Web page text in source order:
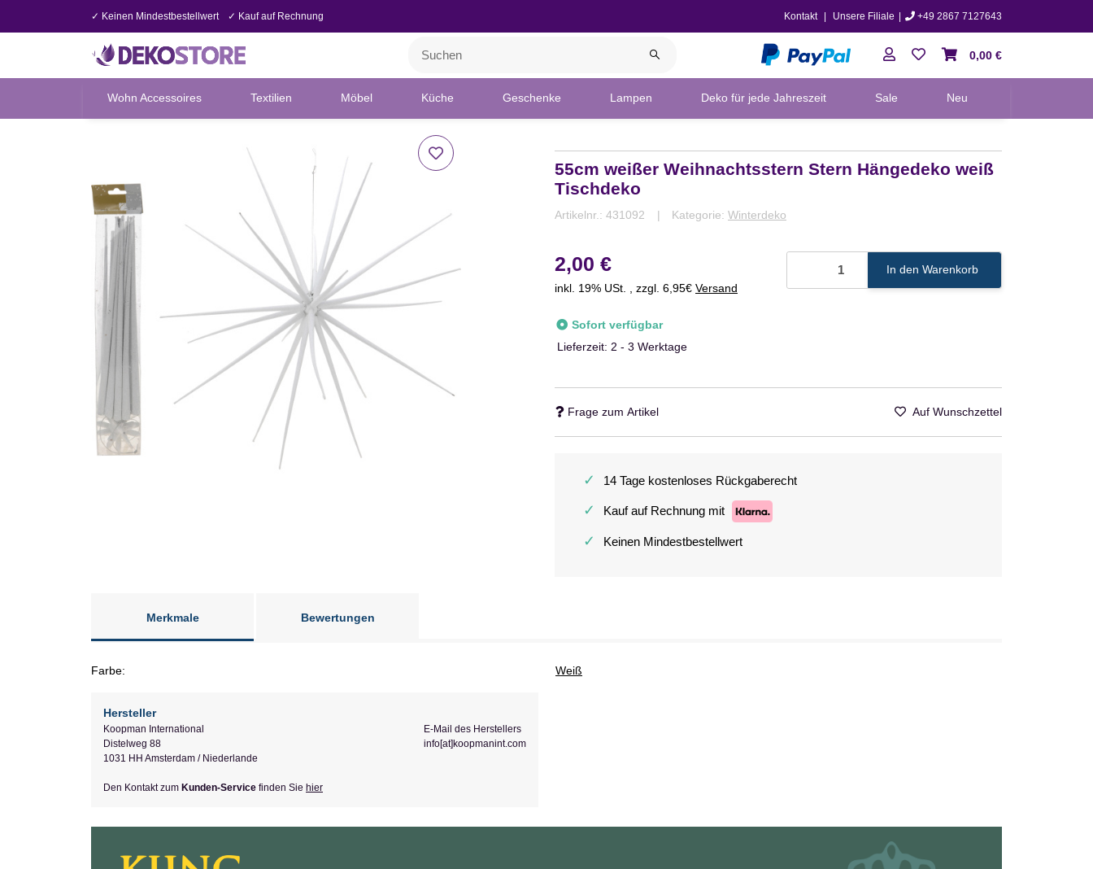
✓ Keinen Mindestbestellwert ✓ Kauf auf Rechnung Kontakt Unsere Filiale +49 2867 7127643
0,00 €
Wohn Accessoires Textilien Möbel Küche Geschenke Lampen Deko für jede Jahreszeit Sale Neu
55cm weißer Weihnachtsstern Stern Hängedeko weiß
Tischdeko
Artikelnr.: 431092 Kategorie: Winterdeko
2,00 €
inkl. 19% USt. , zzgl. 6,95€ Versand
Sofort verfügbar
Lieferzeit: 2 - 3 Werktage
In den Warenkorb
Frage zum Artikel Auf Wunschzettel
✓ 14 Tage kostenloses Rückgaberecht
✓ Kauf auf Rechnung mit
✓ Keinen Mindestbestellwert
Merkmale Bewertungen
Farbe: Weiß
Hersteller
Koopman International
Distelweg 88
1031 HH Amsterdam / Niederlande
E-Mail des Herstellers
info[at]koopmanint.com
Den Kontakt zum Kunden-Service finden Sie hier